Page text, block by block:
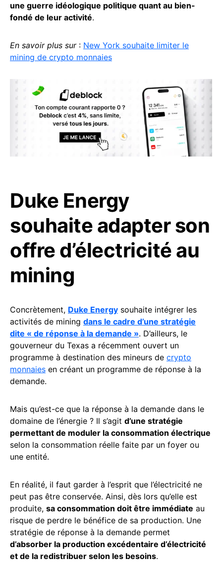
une guerre idéologique politique quant au bien-
fondé de leur activité.
En savoir plus sur: New York souhaite limiter le
mining de crypto monnaies
Duke Energy
souhaite adapter son
offre d’électricité au
mining
Concrètement, Duke Energy souhaite intégrer les
activités de mining dans le cadre d’une stratégie
dite « de réponse à la demande ». D’ailleurs, le
gouverneur du Texas a récemment ouvert un
programme à destination des mineurs de crypto
monnaies en créant un programme de réponse à la
demande.
Mais qu’est-ce que la réponse à la demande dans le
domaine de l’énergie ? Il s’agit d’une stratégie
permettant de moduler la consommation électrique
selon la consommation réelle faite par un foyer ou
une entité.
En réalité, il faut garder à l’esprit que l’électricité ne
peut pas être conservée. Ainsi, dès lors qu’elle est
produite, sa consommation doit être immédiate au
risque de perdre le bénéfice de sa production. Une
stratégie de réponse à la demande permet
d’absorber la production excédentaire d’électricité
et de la redistribuer selon les besoins.